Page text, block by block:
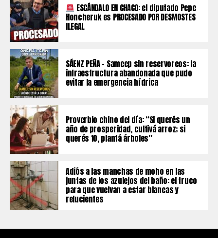
ESCÁNDALO EN CHACO: el diputado Pepe
Honcheruk es PROCESADO POR DESMOSTES
ILEGAL
SÁENZ PEÑA – Sameep sin reservoreos: la
infraestructura abandonada que pudo
evitar la emergencia hídrica
Proverbio chino del día: “Si querés un
año de prosperidad, cultivá arroz; si
querés 10, plantá árboles”
Adiós a las manchas de moho en las
juntas de los azulejos del baño: el truco
para que vuelvan a estar blancas y
relucientes